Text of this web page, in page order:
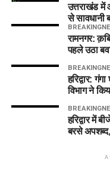
उत्तराखंड में
से सावधानी
रामनगर:
पहले उठा
हरिद्वार:
विभाग ने
हरिद्वार में
बरसे